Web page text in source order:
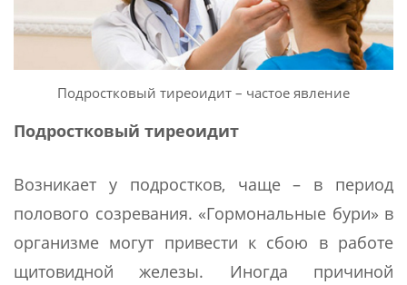
Подростковый тиреоидит – частое явление
Подростковый тиреоидит
Возникает у подростков, чаще – в период
полового созревания. «Гормональные бури» в
организме могут привести к сбою в работе
щитовидной железы. Иногда причиной